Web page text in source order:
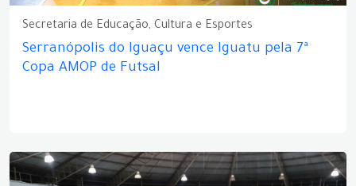
Secretaria de Educação, Cultura e Esportes
Serranópolis do Iguaçu vence Iguatu pela 7ª
Copa AMOP de Futsal